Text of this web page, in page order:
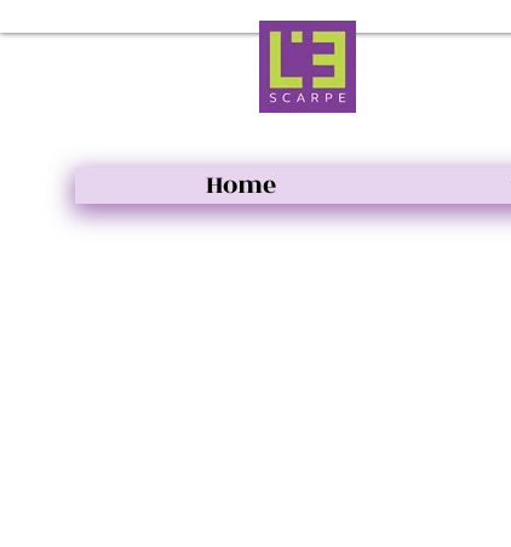
Home